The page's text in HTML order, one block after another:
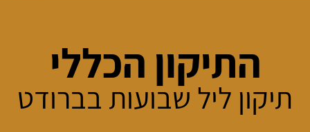
התיקון הכללי
תיקון ליל שבועות בברודט